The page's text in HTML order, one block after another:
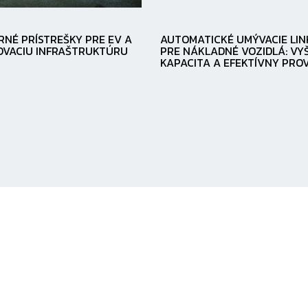
PRÍSTREŠKY PRE EV A
INFRAŠTRUKTÚRU
AUTOMATICKÉ UMÝVACIE
PRE NÁKLADNÉ VOZIDLÁ:
KAPACITA A EFEKTÍVNY